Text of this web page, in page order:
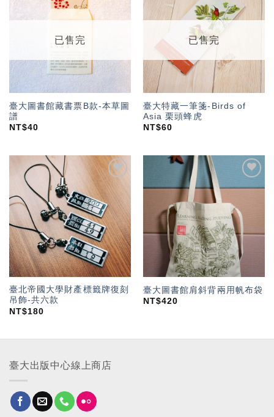
望輕
已售完
臺大圖書館藏書票B款-本草圖
譜
NT$40
「願
望輕
已售完
臺大特藏一筆箋-Birds of
Asia 栗頭蜂虎
NT$60
單」
臺北帝國大學財產標籤牌復刻
吊飾-共六款
NT$180
加入
臺大圖書館肩斜背兩用帆布袋
NT$420
臺大出版中心線上商店